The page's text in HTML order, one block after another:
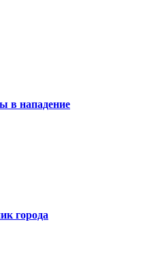
в нападение
города